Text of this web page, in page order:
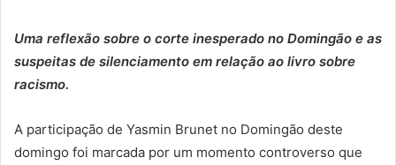
Uma reflexão sobre o corte inesperado no Domingão e as
suspeitas de silenciamento em relação ao livro sobre
racismo.
A participação de Yasmin Brunet no Domingão deste
domingo foi marcada por um momento controverso que